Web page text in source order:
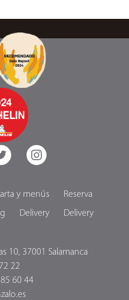
instagram
y menús
Reserva
Delivery Delivery
10, 37001 Salamanca
22
60 44